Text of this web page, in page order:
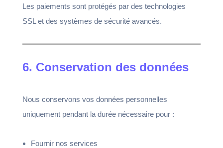
Les paiements sont protégés par des technologies
SSL et des systèmes de sécurité avancés.
6. Conservation des données
Nous conservons vos données personnelles
uniquement pendant la durée nécessaire pour :
Fournir nos services